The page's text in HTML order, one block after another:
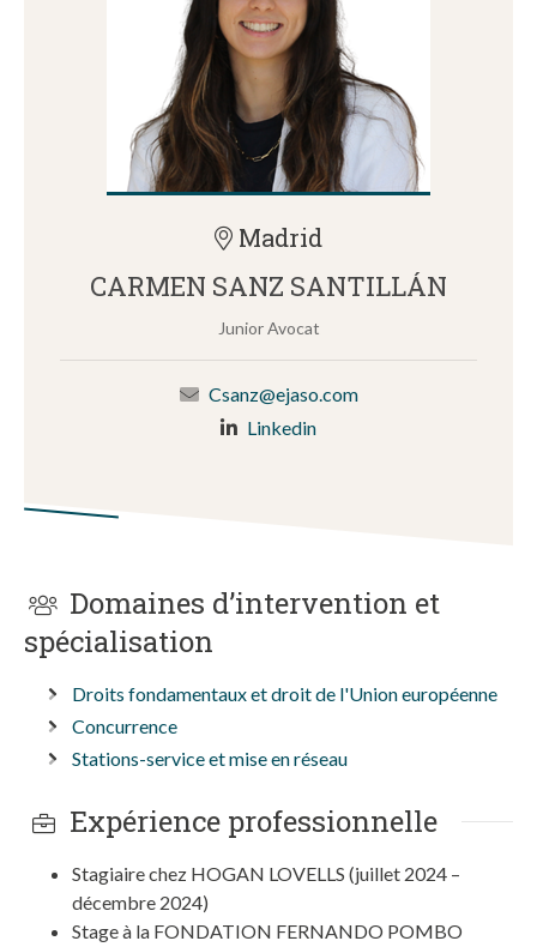
Madrid
CARMEN SANZ SANTILLÁN
Junior Avocat
Csanz@ejaso.com
Linkedin
Domaines d’intervention et
spécialisation
Droits fondamentaux et droit de l'Union européenne
Concurrence
Stations-service et mise en réseau
Expérience professionnelle
Stagiaire chez HOGAN LOVELLS (juillet 2024 –
décembre 2024)
Stage à la FONDATION FERNANDO POMBO